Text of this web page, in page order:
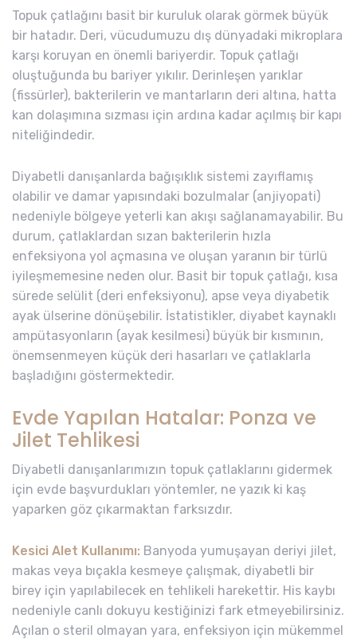
Topuk çatlağını basit bir kuruluk olarak görmek büyük
bir hatadır. Deri, vücudumuzu dış dünyadaki mikroplara
karşı koruyan en önemli bariyerdir. Topuk çatlağı
oluştuğunda bu bariyer yıkılır. Derinleşen yarıklar
(fissürler), bakterilerin ve mantarların deri altına, hatta
kan dolaşımına sızması için ardına kadar açılmış bir kapı
niteliğindedir.
Diyabetli danışanlarda bağışıklık sistemi zayıflamış
olabilir ve damar yapısındaki bozulmalar (anjiyopati)
nedeniyle bölgeye yeterli kan akışı sağlanamayabilir. Bu
durum, çatlaklardan sızan bakterilerin hızla
enfeksiyona yol açmasına ve oluşan yaranın bir türlü
iyileşmemesine neden olur. Basit bir topuk çatlağı, kısa
sürede selülit (deri enfeksiyonu), apse veya diyabetik
ayak ülserine dönüşebilir. İstatistikler, diyabet kaynaklı
ampütasyonların (ayak kesilmesi) büyük bir kısmının,
önemsenmeyen küçük deri hasarları ve çatlaklarla
başladığını göstermektedir.
Evde Yapılan Hatalar: Ponza ve
Jilet Tehlikesi
Diyabetli danışanlarımızın topuk çatlaklarını gidermek
için evde başvurdukları yöntemler, ne yazık ki kaş
yaparken göz çıkarmaktan farksızdır.
Kesici Alet Kullanımı: Banyoda yumuşayan deriyi jilet,
makas veya bıçakla kesmeye çalışmak, diyabetli bir
birey için yapılabilecek en tehlikeli harekettir. His kaybı
nedeniyle canlı dokuyu kestiğinizi fark etmeyebilirsiniz.
Açılan o steril olmayan yara, enfeksiyon için mükemmel